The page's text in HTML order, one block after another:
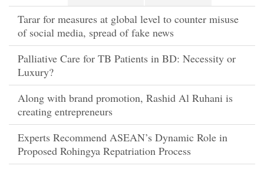
Tarar for measures at global level to counter misuse
of social media, spread of fake news
Palliative Care for TB Patients in BD: Necessity or
Luxury?
Along with brand promotion, Rashid Al Ruhani is
creating entrepreneurs
Experts Recommend ASEAN’s Dynamic Role in
Proposed Rohingya Repatriation Process